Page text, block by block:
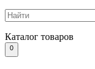
Каталог товаров
0